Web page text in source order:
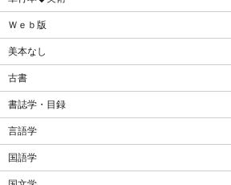
Ｗｅｂ版
美本なし
古書
書誌学・目録
言語学
国語学